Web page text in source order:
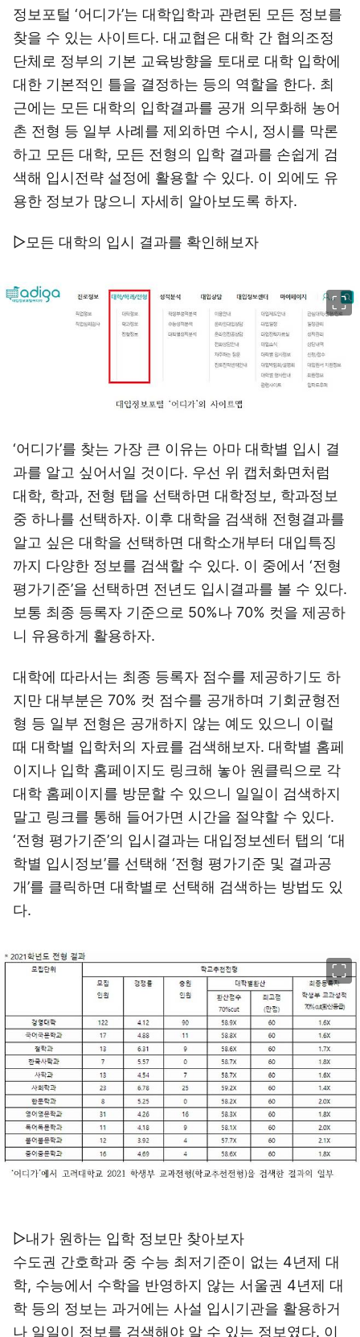
정보포털 ‘어디가’는 대학입학과 관련된 모든 정보를
찾을 수 있는 사이트다. 대교협은 대학 간 협의조정
단체로 정부의 기본 교육방향을 토대로 대학 입학에
대한 기본적인 틀을 결정하는 등의 역할을 한다. 최
근에는 모든 대학의 입학결과를 공개 의무화해 농어
촌 전형 등 일부 사례를 제외하면 수시, 정시를 막론
하고 모든 대학, 모든 전형의 입학 결과를 손쉽게 검
색해 입시전략 설정에 활용할 수 있다. 이 외에도 유
용한 정보가 많으니 자세히 알아보도록 하자.
▷모든 대학의 입시 결과를 확인해보자
‘어디가’를 찾는 가장 큰 이유는 아마 대학별 입시 결
과를 알고 싶어서일 것이다. 우선 위 캡처화면처럼
대학, 학과, 전형 탭을 선택하면 대학정보, 학과정보
중 하나를 선택하자. 이후 대학을 검색해 전형결과를
알고 싶은 대학을 선택하면 대학소개부터 대입특징
까지 다양한 정보를 검색할 수 있다. 이 중에서 ‘전형
평가기준’을 선택하면 전년도 입시결과를 볼 수 있다.
보통 최종 등록자 기준으로 50%나 70% 컷을 제공하
니 유용하게 활용하자.
대학에 따라서는 최종 등록자 점수를 제공하기도 하
지만 대부분은 70% 컷 점수를 공개하며 기회균형전
형 등 일부 전형은 공개하지 않는 예도 있으니 이럴
때 대학별 입학처의 자료를 검색해보자. 대학별 홈페
이지나 입학 홈페이지도 링크해 놓아 원클릭으로 각
대학 홈페이지를 방문할 수 있으니 일일이 검색하지
말고 링크를 통해 들어가면 시간을 절약할 수 있다.
‘전형 평가기준’의 입시결과는 대입정보센터 탭의 ‘대
학별 입시정보’를 선택해 ‘전형 평가기준 및 결과공
개’를 클릭하면 대학별로 선택해 검색하는 방법도 있
다.
▷내가 원하는 입학 정보만 찾아보자
수도권 간호학과 중 수능 최저기준이 없는 4년제 대
학, 수능에서 수학을 반영하지 않는 서울권 4년제 대
학 등의 정보는 과거에는 사설 입시기관을 활용하거
나 일일이 정보를 검색해야 알 수 있는 정보였다. 이